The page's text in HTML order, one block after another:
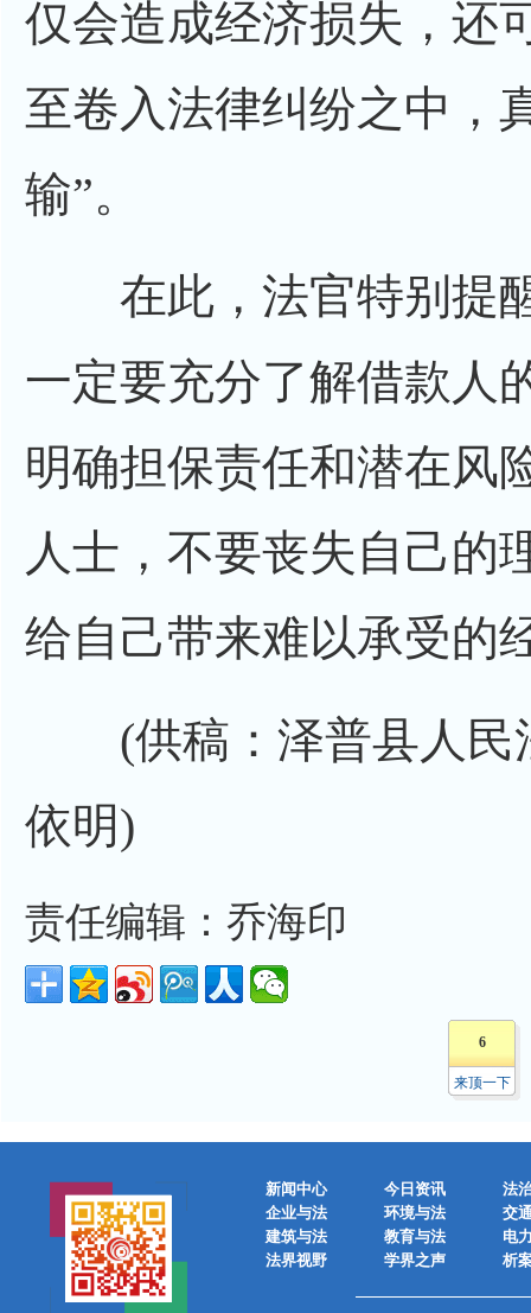
仅会造成经济损失，还
至卷入法律纠纷之中，
输”。
在此，法官特别提
一定要充分了解借款人
明确担保责任和潜在风
人士，不要丧失自己的
给自己带来难以承受的
(供稿：泽普县人民
依明)
责任编辑：乔海印
6
来顶一下
新闻中心 今日资讯
法
企业与法
环境与法
交
建筑与法
教育与法
电
法界视野
学界之声 析